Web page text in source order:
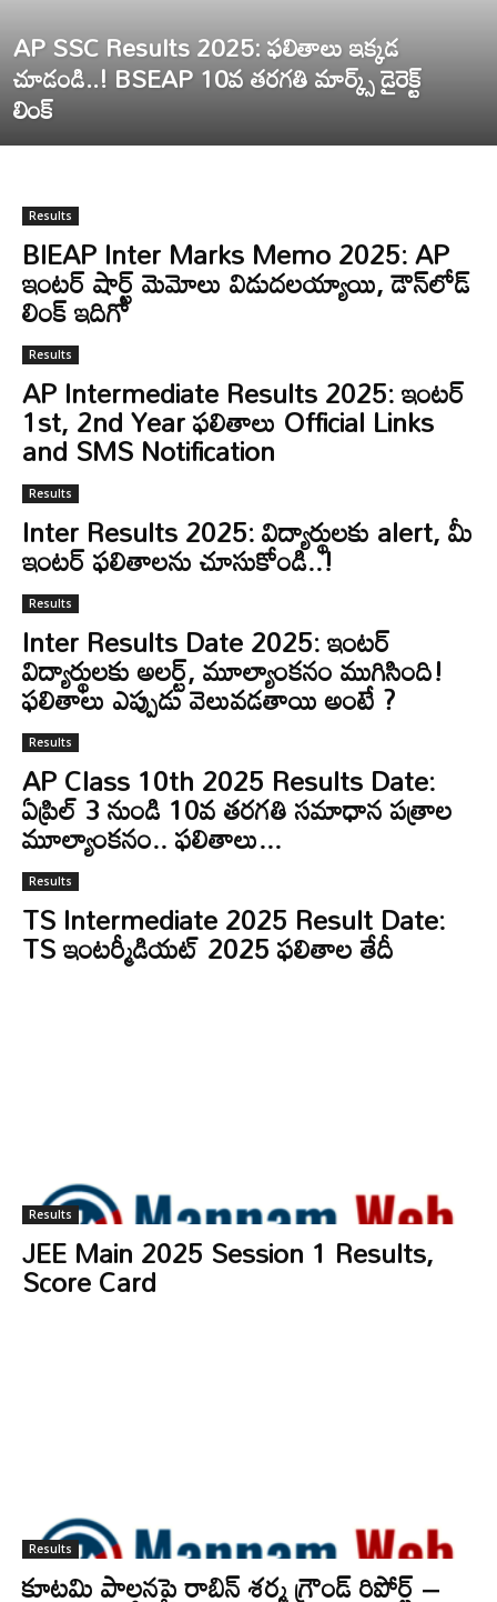
AP SSC Results 2025: ఫలితాలు ఇక్కడ
చూడండి..! BSEAP 10వ తరగతి మార్క్స్ డైరెక్ట్
లింక్
Results
BIEAP Inter Marks Memo 2025: AP
ఇంటర్ షార్ట్ మెమోలు విడుదలయ్యాయి, డౌన్‌లోడ్
లింక్ ఇదిగో
Results
AP Intermediate Results 2025: ఇంటర్
1st, 2nd Year ఫలితాలు Official Links
and SMS Notification
Results
Inter Results 2025: విద్యార్థులకు alert, మీ
ఇంటర్ ఫలితాలను చూసుకోండి..!
Results
Inter Results Date 2025: ఇంటర్
విద్యార్థులకు అలర్ట్, మూల్యాంకనం ముగిసింది!
ఫలితాలు ఎప్పుడు వెలువడతాయి అంటే ?
Results
AP Class 10th 2025 Results Date:
ఏప్రిల్ 3 నుండి 10వ తరగతి సమాధాన పత్రాల
మూల్యాంకనం.. ఫలితాలు...
Results
TS Intermediate 2025 Result Date:
TS ఇంటర్మీడియట్ 2025 ఫలితాల తేదీ
Results
JEE Main 2025 Session 1 Results,
Score Card
Results
కూటమి పాలనపై రాబిన్ శర్మ గ్రౌండ్ రిపోర్ట్ –